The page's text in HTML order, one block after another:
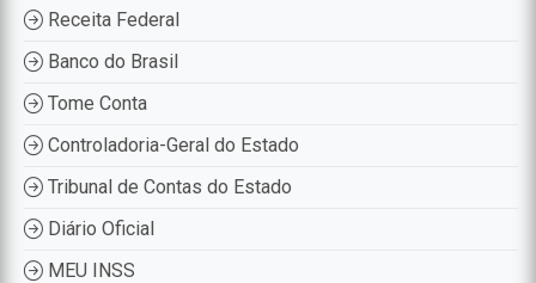
Receita Federal
Banco do Brasil
Tome Conta
Controladoria-Geral do Estado
Tribunal de Contas do Estado
Diário Oficial
MEU INSS